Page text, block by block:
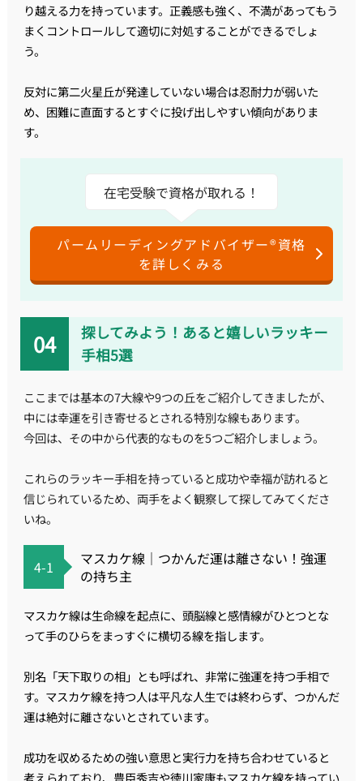
り越える力を持っています。正義感も強く、不満があってもう
まくコントロールして適切に対処することができるでしょ
う。
反対に第二火星丘が発達していない場合は忍耐力が弱いた
め、困難に直面するとすぐに投げ出しやすい傾向がありま
す。
在宅受験で資格が取れる！
パームリーディングアドバイザー®資格
を詳しくみる
探してみよう！あると嬉しいラッキー
手相5選
ここまでは基本の7大線や9つの丘をご紹介してきましたが、
中には幸運を引き寄せるとされる特別な線もあります。
今回は、その中から代表的なものを5つご紹介しましょう。
これらのラッキー手相を持っていると成功や幸福が訪れると
信じられているため、両手をよく観察して探してみてくださ
いね。
4-1
マスカケ線｜つかんだ運は離さない！強運
の持ち主
マスカケ線は生命線を起点に、頭脳線と感情線がひとつとな
って手のひらをまっすぐに横切る線を指します。
別名「天下取りの相」とも呼ばれ、非常に強運を持つ手相で
す。マスカケ線を持つ人は平凡な人生では終わらず、つかんだ
運は絶対に離さないとされています。
成功を収めるための強い意思と実行力を持ち合わせていると
考えられており、豊臣秀吉や徳川家康もマスカケ線を持ってい